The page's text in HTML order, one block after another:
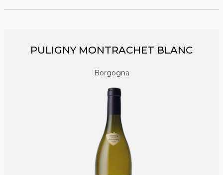
PULIGNY MONTRACHET BLANC
Borgogna